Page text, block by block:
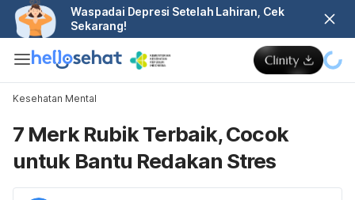
Waspadai Depresi Setelah Lahiran, Cek
Sekarang!
Kesehatan Mental
7 Merk Rubik Terbaik, Cocok
untuk Bantu Redakan Stres